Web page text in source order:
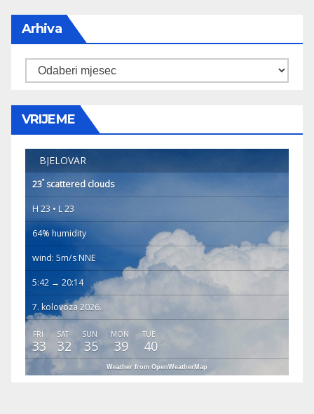
Arhiva
Arhiva
VRIJEME
BJELOVAR
23°scattered clouds
H 23 • L 23
64% humidity
wind: 5m/s NNE
5:42 → 20:14
7. kolovoza 2026.
FRI
33
SAT
32
SUN
35
MON
39
TUE
40
Weather from OpenWeatherMap